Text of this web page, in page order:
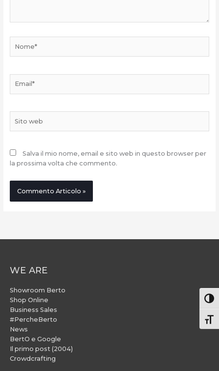
web
Salva il mio nome, email e sito web in questo browser per
la prossima volta che commento.
WE ARE
Showroom Berto
Shop Online
Business Sales
#PercheBerto
News
BertO e Google
Il primo post (2004)
Crowdcrafting